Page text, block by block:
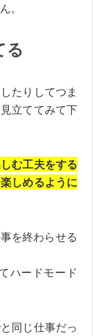
。
る
たりしてつま
立ててみて下
む工夫をする
しめるように
を終わらせる
ハードモード
同じ仕事だっ